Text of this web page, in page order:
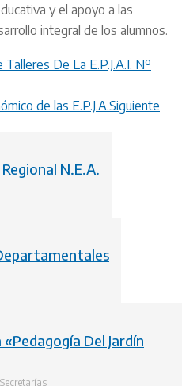
y el apoyo a las
integral de los alumnos.
De La E.P.J.A.I. Nº
de las E.P.J.A.Siguiente
N.E.A.
Del Jardín
Secretarías